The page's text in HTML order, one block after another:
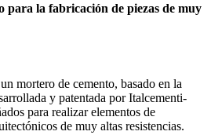
para la fabricación de piezas de muy
mortero de cemento, basado en la
y patentada por Italcementi-
para realizar elementos de
de muy altas resistencias.